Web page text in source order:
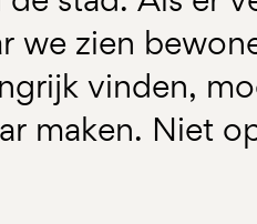
we zien
vinden,
maken. Niet